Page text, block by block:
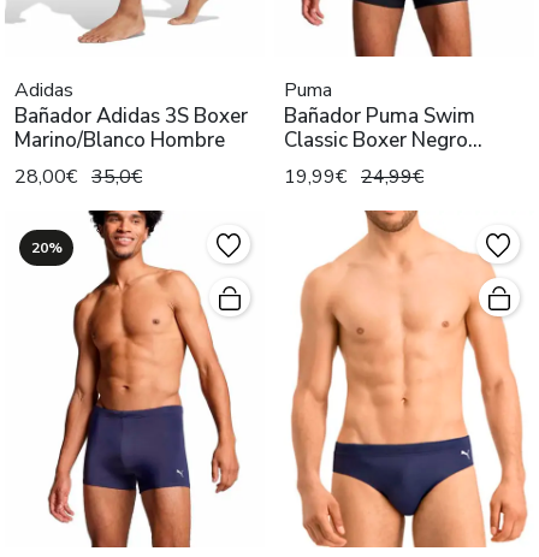
Adidas
Bañador Adidas 3S Boxer
Marino/Blanco Hombre
28,00€ 35,0€
Puma
Bañador Puma Swim
Classic Boxer Negro
Hombre
19,99€ 24,99€
20%